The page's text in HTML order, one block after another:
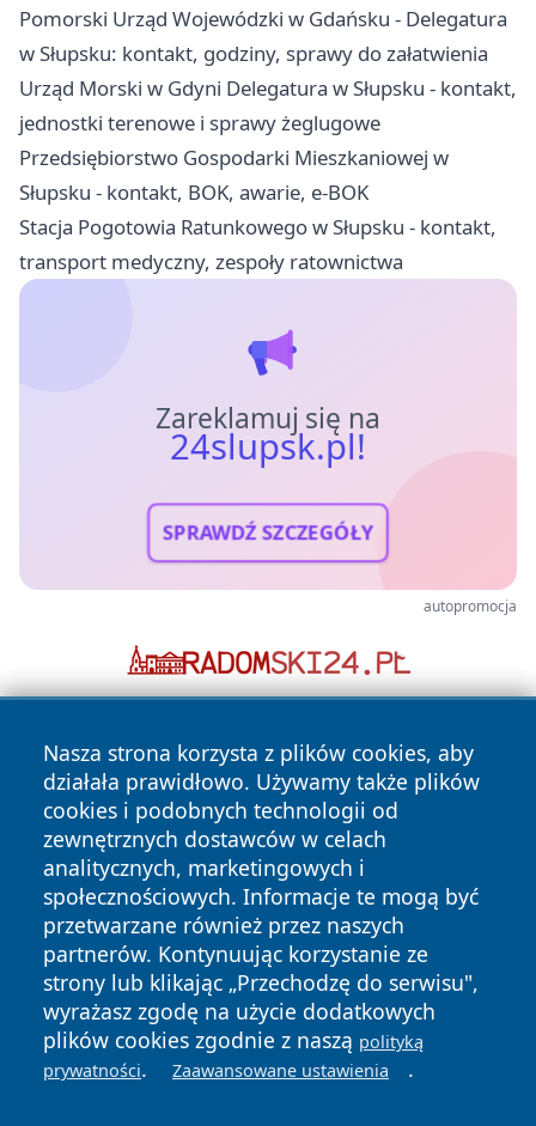
Pomorski Urząd Wojewódzki w Gdańsku - Delegatura
w Słupsku: kontakt, godziny, sprawy do załatwienia
Urząd Morski w Gdyni Delegatura w Słupsku - kontakt,
jednostki terenowe i sprawy żeglugowe
Przedsiębiorstwo Gospodarki Mieszkaniowej w
Słupsku - kontakt, BOK, awarie, e-BOK
Stacja Pogotowia Ratunkowego w Słupsku - kontakt,
transport medyczny, zespoły ratownictwa
Zareklamuj się na
24slupsk.pl!
SPRAWDŹ SZCZEGÓŁY
autopromocja
Nasza strona korzysta z plików cookies, aby
działała prawidłowo. Używamy także plików
cookies i podobnych technologii od
zewnętrznych dostawców w celach
analitycznych, marketingowych i
społecznościowych. Informacje te mogą być
przetwarzane również przez naszych
partnerów. Kontynuując korzystanie ze
strony lub klikając „Przechodzę do serwisu",
wyrażasz zgodę na użycie dodatkowych
plików cookies zgodnie z naszą polityką
prywatności. Zaawansowane ustawienia .
Copyright © 2026 24slupsk.pl Wszystkie prawa zastrzeżone.
News Autorzy
Polityka
Prywatności
Polityka
Cookies